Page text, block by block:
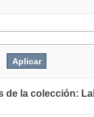
de la colección: